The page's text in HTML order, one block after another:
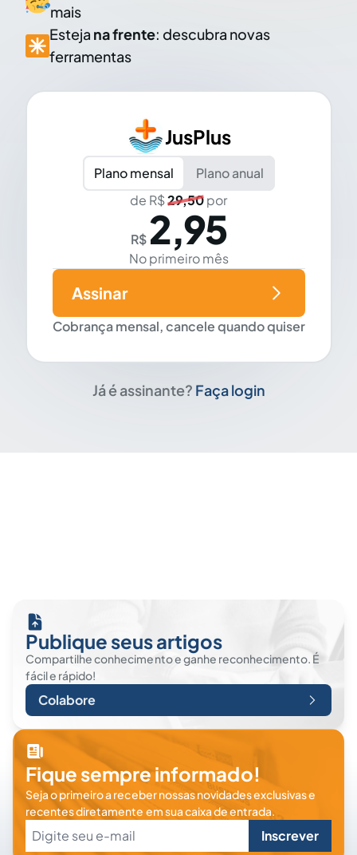
mais
Esteja na frente: descubra novas
ferramentas
JusPlus
Plano mensal
Plano anual
de R$29,50por
R$ 2,95
No primeiro mês
Cobrança mensal, cancele quando quiser
Assinar
Já é assinante? Faça login
Publique seus artigos
Compartilhe conhecimento e ganhe reconhecimento. É
fácil e rápido!
Colabore
Fique sempre informado!
Seja o primeiro a receber nossas novidades exclusivas e
recentes diretamente em sua caixa de entrada.
Inscrever